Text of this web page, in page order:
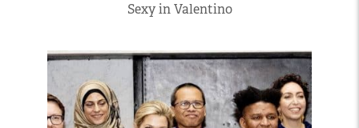
Sexy in Valentino